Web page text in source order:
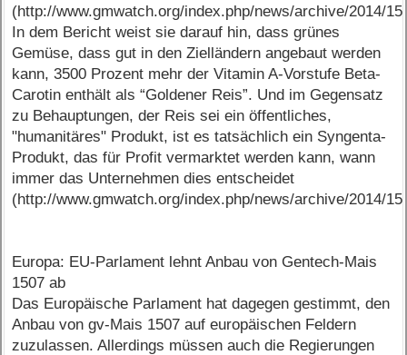
(http://www.gmwatch.org/index.php/news/archive/2014/
In dem Bericht weist sie darauf hin, dass grünes
Gemüse, dass gut in den Zielländern angebaut werden
kann, 3500 Prozent mehr der Vitamin A-Vorstufe Beta-
Carotin enthält als “Goldener Reis”. Und im Gegensatz
zu Behauptungen, der Reis sei ein öffentliches,
"humanitäres" Produkt, ist es tatsächlich ein Syngenta-
Produkt, das für Profit vermarktet werden kann, wann
immer das Unternehmen dies entscheidet
(http://www.gmwatch.org/index.php/news/archive/2014/
Europa: EU-Parlament lehnt Anbau von Gentech-Mais
1507 ab
Das Europäische Parlament hat dagegen gestimmt, den
Anbau von gv-Mais 1507 auf europäischen Feldern
zuzulassen. Allerdings müssen auch die Regierungen